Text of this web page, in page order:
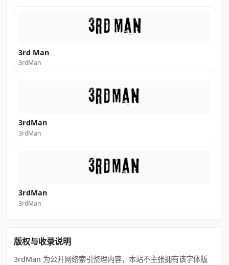
3rd Man
3rdMan
3rdMan
3rdMan
3rdMan
3rdMan
版权与收录说明
3rdMan 为公开网络索引整理内容，本站不主张拥有该字体版